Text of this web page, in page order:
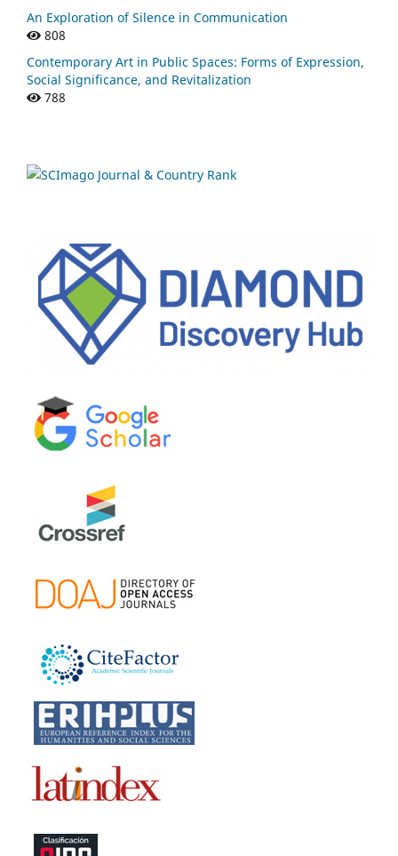
An Exploration of Silence in Communication
808
Contemporary Art in Public Spaces: Forms of Expression,
Social Significance, and Revitalization
788